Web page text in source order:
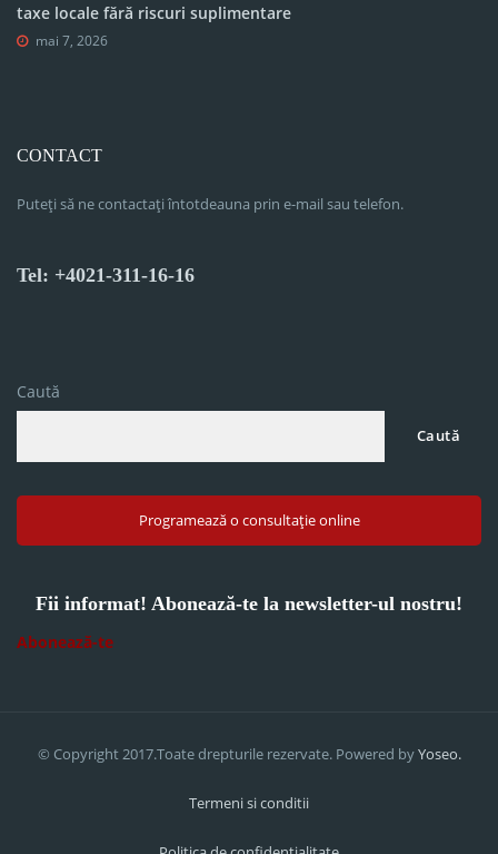
taxe locale fără riscuri suplimentare
mai 7, 2026
CONTACT
Puteți să ne contactați întotdeauna prin e-mail sau telefon.
Tel: +4021-311-16-16
Caută
Caută
Programează o consultație online
Fii informat! Abonează-te la newsletter-ul nostru!
Abonează-te
© Copyright 2017.Toate drepturile rezervate. Powered byYoseo.
Termeni si conditii